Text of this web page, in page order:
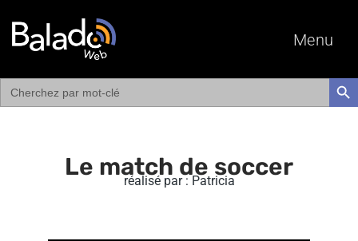
Menu
Search
for:
Le match de soccer
réalisé par : Patricia